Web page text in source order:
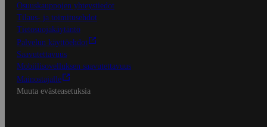
Osuuskauppojen yhteystiedot
Tilaus- ja toimitusehdot
Tietosuojakäytäntö
Palvelun käyttöehdot
Saavutettavuus
Mobiilisovelluksen saavutettavuus
Mainostajalle
Muuta evästeasetuksia